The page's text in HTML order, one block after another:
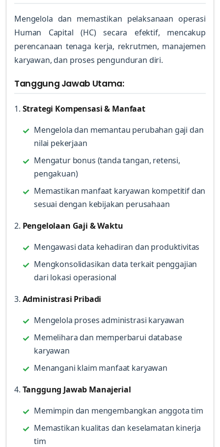
Mengelola dan memastikan pelaksanaan operasi
Human Capital (HC) secara efektif, mencakup
perencanaan tenaga kerja, rekrutmen, manajemen
karyawan, dan proses pengunduran diri.
Tanggung Jawab Utama:
1. Strategi Kompensasi & Manfaat
Mengelola dan memantau perubahan gaji dan
nilai pekerjaan
Mengatur bonus (tanda tangan, retensi,
pengakuan)
Memastikan manfaat karyawan kompetitif dan
sesuai dengan kebijakan perusahaan
2. Pengelolaan Gaji & Waktu
Mengawasi data kehadiran dan produktivitas
Mengkonsolidasikan data terkait penggajian
dari lokasi operasional
3. Administrasi Pribadi
Mengelola proses administrasi karyawan
Memelihara dan memperbarui database
karyawan
Menangani klaim manfaat karyawan
4. Tanggung Jawab Manajerial
Memimpin dan mengembangkan anggota tim
Memastikan kualitas dan keselamatan kinerja
tim